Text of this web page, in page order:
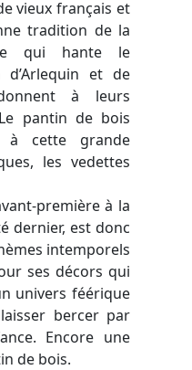
vieux français et
tradition de la
qui hante le
d’Arlequin et de
à leurs
pantin de bois
à cette grande
les vedettes
première à la
dernier, est donc
intemporels
ses décors qui
univers féérique
bercer par
Encore une
de bois.